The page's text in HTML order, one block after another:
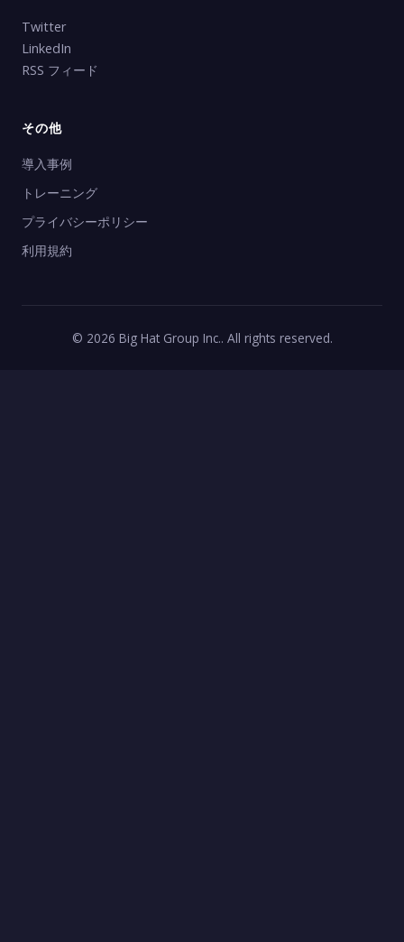
Twitter
LinkedIn
RSS フィード
その他
導入事例
トレーニング
プライバシーポリシー
利用規約
© 2026 Big Hat Group Inc.. All rights reserved.